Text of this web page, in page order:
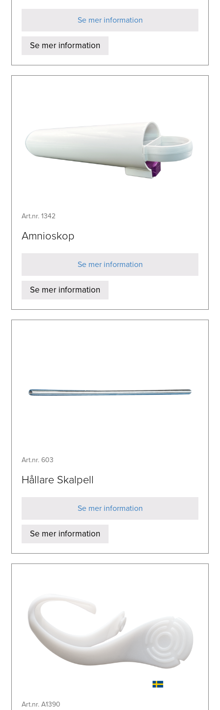
Se mer information
Se mer information
Art.nr. 1342
Amnioskop
Se mer information
Se mer information
Art.nr. 603
Hållare Skalpell
Se mer information
Se mer information
Art.nr. A1390